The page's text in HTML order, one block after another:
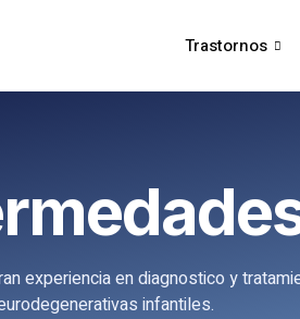
Trastornos
experiencia en diagnostico y
infantiles.